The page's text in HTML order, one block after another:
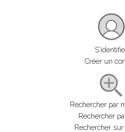
Créer un
Rechercher par
Rechercher
Rechercher sur